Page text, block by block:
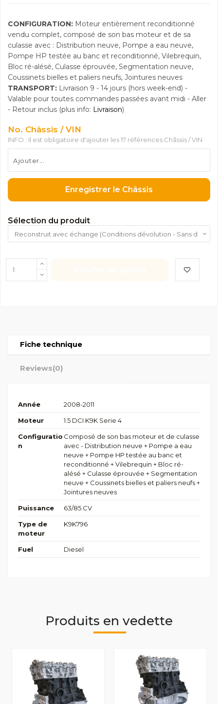
CONFIGURATION: Moteur entièrement reconditionné
vendu complet, composé de son bas moteur et de sa
culasse avec : Distribution neuve, Pompe a eau neuve,
Pompe HP testée au banc et reconditionné, Vilebrequin,
Bloc ré-alésé, Culasse éprouvée, Segmentation neuve,
Coussinets bielles et paliers neufs, Jointures neuves
TRANSPORT: Livraison 9 - 14 jours (hors week-end) -
Valable pour toutes commandes passées avant midi - Aller
- Retour inclus (plus info: Livraison)
No. Châssis / VIN
INFO : Il est obligatoire d'ajouter les 17 références Châssis / VIN
Enregistrer le Châssis
Sélection du produit
Fiche technique
Reviews(0)
Année 2008-2011
Moteur 1.5 DCI K9K Serie 4
Configuratio
n
Composé de son bas moteur et de culasse
avec - Distribution neuve + Pompe a eau
neuve + Pompe HP testée au banc et
reconditionné + Vilebrequin + Bloc ré-
alésé + Culasse éprouvée + Segmentation
neuve + Coussinets bielles et paliers neufs +
Jointures neuves
Puissance 63/85 CV
Type de
moteur
K9K796
Fuel Diesel
Produits en vedette